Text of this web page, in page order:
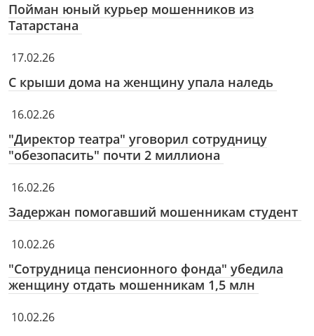
Пойман юный курьер мошенников из
Татарстана
17.02.26
С крыши дома на женщину упала наледь
16.02.26
"Директор театра" уговорил сотрудницу
"обезопасить" почти 2 миллиона
16.02.26
Задержан помогавший мошенникам студент
10.02.26
"Сотрудница пенсионного фонда" убедила
женщину отдать мошенникам 1,5 млн
10.02.26